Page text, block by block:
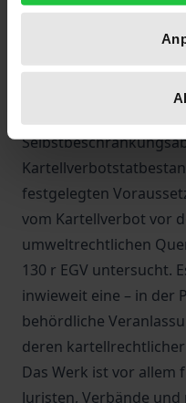
bei der
Absprache das
besonderen
dabei eine Analyse von
festgelegten
vom Kartellverbot vor
umweltrechtlichen
130 r EGV untersucht.
inwieweit eine – in der
behördliche
deren
Das Werk ist vor
Juristen, Verbände